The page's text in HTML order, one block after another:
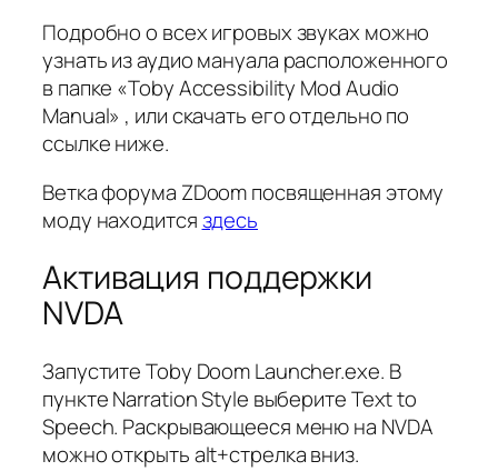
Подробно о всех игровых звуках можно
узнать из аудио мануала расположенного
в папке «Toby Accessibility Mod Audio
Manual» , или скачать его отдельно по
ссылке ниже.
Ветка форума ZDoom посвященная этому
моду находитсяздесь
Активация поддержки
NVDA
Запустите Toby Doom Launcher.exe. В
пункте Narration Style выберите Text to
Speech. Раскрывающееся меню на NVDA
можно открыть alt+стрелка вниз.